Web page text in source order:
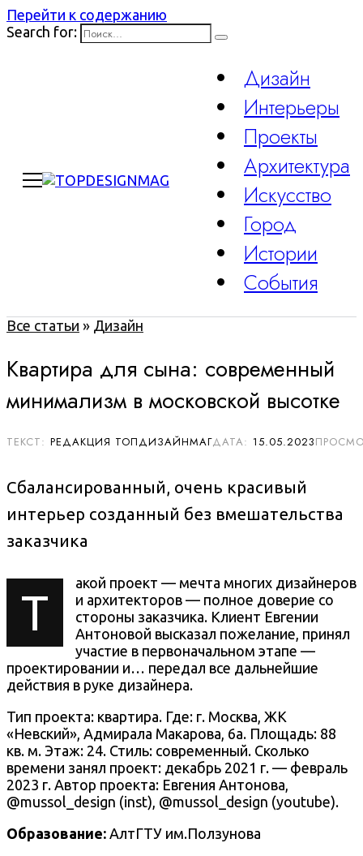
Перейти к содержанию
Search for:
Дизайн
Интерьеры
Проекты
Архитектура
Искусство
Город
Истории
События
Все статьи » Дизайн
Квартира для сына: современный
минимализм в московской высотке
РЕДАКЦИЯ ТОПДИЗАЙНМАГ 15.05.2023
Сбалансированный, очень красивый
интерьер созданный без вмешательства
заказчика
Т
акой проект — мечта многих дизайнеров
и архитекторов — полное доверие со
стороны заказчика. Клиент Евгении
Антоновой высказал пожелание, принял
участие в первоначальном этапе —
проектировании и… передал все дальнейшие
действия в руке дизайнера.
Тип проекта: квартира. Где: г. Москва, ЖК
«Невский», Адмирала Макарова, 6а. Площадь: 88
кв. м. Этаж: 24. Стиль: современный. Сколько
времени занял проект: декабрь 2021 г. — февраль
2023 г. Автор проекта: Евгения Антонова,
@mussol_design (inst), @mussol_design (youtube).
Образование: АлтГТУ им.Ползунова